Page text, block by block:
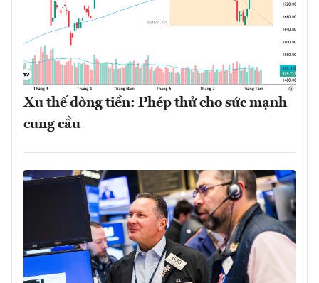
Xu thế dòng tiền: Phép thử cho sức mạnh
cung cầu